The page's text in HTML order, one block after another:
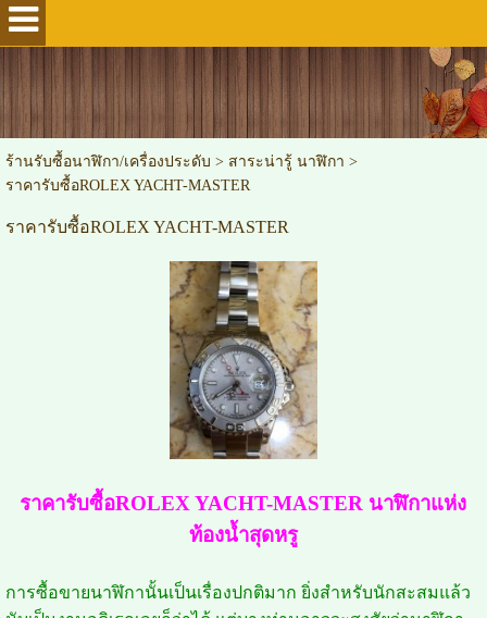
ร้านรับซื้อนาฬิกา/เครื่องประดับ > สาระน่ารู้ นาฬิกา >
ราคารับซื้อROLEX YACHT-MASTER
ราคารับซื้อROLEX YACHT-MASTER
ราคารับซื้อROLEX YACHT-MASTER นาฬิกาแห่ง
ท้องน้ำสุดหรู
การซื้อขายนาฬิกานั้นเป็นเรื่องปกติมาก ยิ่งสำหรับนักสะสมแล้ว